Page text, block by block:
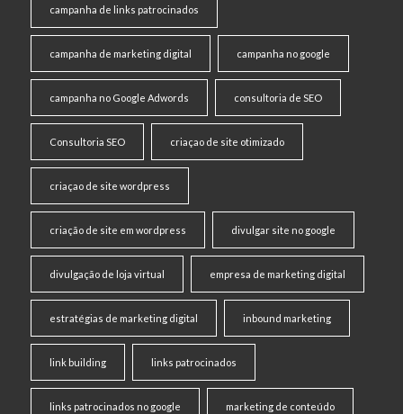
campanha de links patrocinados
campanha de marketing digital campanha no google
campanha no Google Adwords consultoria de SEO
Consultoria SEO criaçao de site otimizado
criaçao de site wordpress
criação de site em wordpress divulgar site no google
divulgação de loja virtual empresa de marketing digital
estratégias de marketing digital inbound marketing
link building links patrocinados
links patrocinados no google marketing de conteúdo